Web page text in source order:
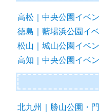
高松｜中央公園イベ
徳島｜藍場浜公園イ
松山｜城山公園イベ
高知｜中央公園イベ
北九州｜勝山公園・